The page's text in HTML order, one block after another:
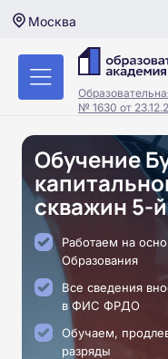
Москва
№ 1630 от
Обучение
скважин 5-
Работаем на
Образования
Все сведения
в ФИС ФРДО
Обучаем,
разряды